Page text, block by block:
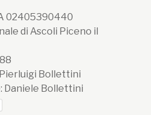
02405390440
di Ascoli Piceno il
Bollettini
Daniele Bollettini